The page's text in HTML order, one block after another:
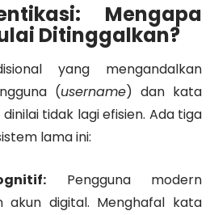
Mengapa
Ditinggalkan?
yang mengandalkan
(username) dan kata
tidak lagi efisien. Ada tiga
lama ini:
Pengguna modern
akun digital. Menghafal kata